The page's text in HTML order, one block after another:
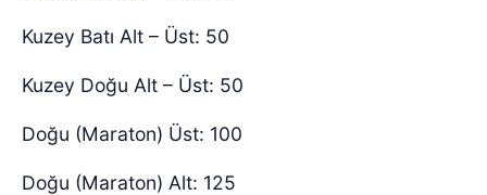
Kuzey Batı Alt – Üst: 50
Kuzey Doğu Alt – Üst: 50
Doğu (Maraton) Üst: 100
Doğu (Maraton) Alt: 125